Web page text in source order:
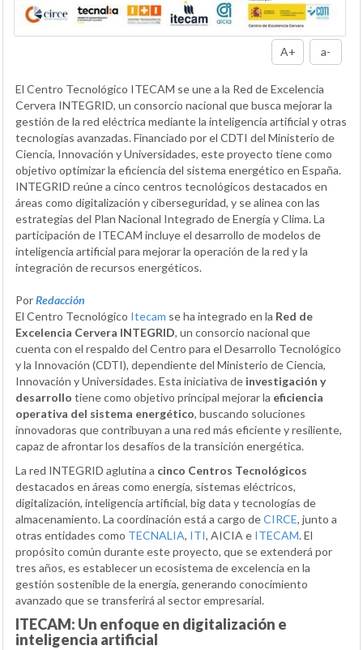
A+ a-
El Centro Tecnológico ITECAM se une a la Red de Excelencia
Cervera INTEGRID, un consorcio nacional que busca mejorar la
gestión de la red eléctrica mediante la inteligencia artificial y otras
tecnologías avanzadas. Financiado por el CDTI del Ministerio de
Ciencia, Innovación y Universidades, este proyecto tiene como
objetivo optimizar la eficiencia del sistema energético en España.
INTEGRID reúne a cinco centros tecnológicos destacados en
áreas como digitalización y ciberseguridad, y se alinea con las
estrategias del Plan Nacional Integrado de Energía y Clima. La
participación de ITECAM incluye el desarrollo de modelos de
inteligencia artificial para mejorar la operación de la red y la
integración de recursos energéticos.
PorRedacción
El Centro Tecnológico Itecam se ha integrado en la Red de
Excelencia Cervera INTEGRID, un consorcio nacional que
cuenta con el respaldo del Centro para el Desarrollo Tecnológico
y la Innovación (CDTI), dependiente del Ministerio de Ciencia,
Innovación y Universidades. Esta iniciativa de investigación y
desarrollo tiene como objetivo principal mejorar la eficiencia
operativa del sistema energético, buscando soluciones
innovadoras que contribuyan a una red más eficiente y resiliente,
capaz de afrontar los desafíos de la transición energética.
La red INTEGRID aglutina a cinco Centros Tecnológicos
destacados en áreas como energía, sistemas eléctricos,
digitalización, inteligencia artificial, big data y tecnologías de
almacenamiento. La coordinación está a cargo deCIRCE, junto a
otras entidades como TECNALIA, ITI, AICIA e ITECAM. El
propósito común durante este proyecto, que se extenderá por
tres años, es establecer un ecosistema de excelencia en la
gestión sostenible de la energía, generando conocimiento
avanzado que se transferirá al sector empresarial.
ITECAM: Un enfoque en digitalización e
inteligencia artificial